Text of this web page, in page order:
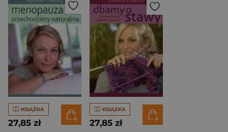
KSIĄŻKA
27,85 zł
KSIĄŻKA
27,85 zł